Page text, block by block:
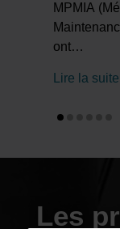
MPMIA
ont…
Lire la suite
Les